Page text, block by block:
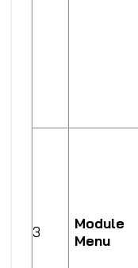
3
Module
Menu